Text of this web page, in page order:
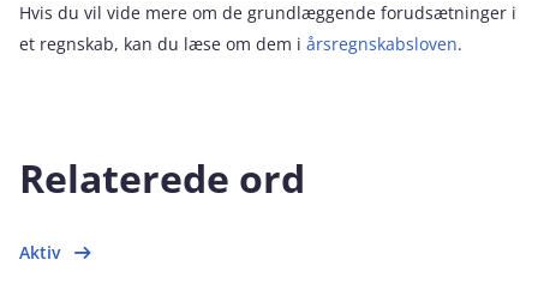
Hvis du vil vide mere om de grundlæggende forudsætninger i
et regnskab, kan du læse om dem i årsregnskabsloven.
Relaterede ord
Aktiv